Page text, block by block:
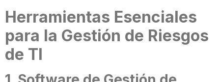
Herramientas Esenciales
para la Gestión de Riesgos
de TI